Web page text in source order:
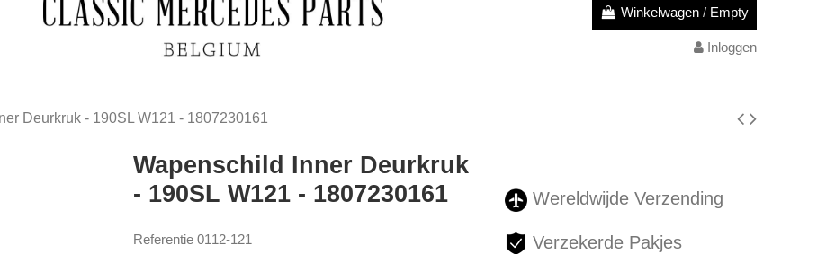
Winkelwagen / Empty
Inloggen
Deurkruk - 190SL W121 - 1807230161
Wapenschild Inner Deurkruk
- 190SL W121 - 1807230161
Referentie 0112-121
Wereldwijde Verzending
Verzekerde Pakjes